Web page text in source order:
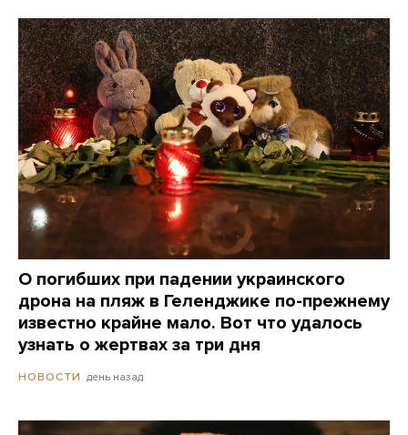
О погибших при падении украинского
дрона на пляж в Геленджике по-прежнему
известно крайне мало. Вот что удалось
узнать о жертвах за три дня
НОВОСТИ день назад